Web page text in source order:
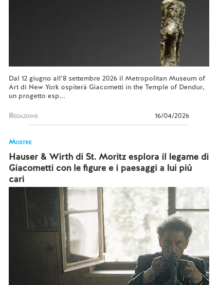
Dal 12 giugno all’8 settembre 2026 il Metropolitan Museum of
Art di New York ospiterà Giacometti in the Temple of Dendur,
un progetto esp...
Redazione 16/04/2026
Mostre
Hauser & Wirth di St. Moritz esplora il legame di
Giacometti con le figure e i paesaggi a lui più
cari